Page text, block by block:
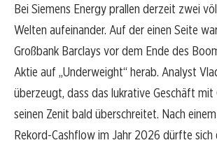
Bei Siemens Energy prallen derzeit zwei
Welten aufeinander. Auf der einen Seite
Großbank Barclays vor dem Ende des
Aktie auf „Underweight“ herab. Analyst
überzeugt, dass das lukrative Geschäft mit
seinen Zenit bald überschreitet. Nach
Rekord-Cashflow im Jahr 2026 dürfte sich